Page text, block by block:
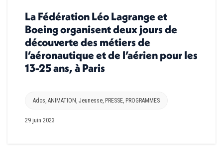
La Fédération Léo Lagrange et
Boeing organisent deux jours de
découverte des métiers de
l’aéronautique et de l’aérien pour les
13-25 ans, à Paris
Ados, ANIMATION , Jeunesse, PRESSE, PROGRAMMES
29 juin 2023